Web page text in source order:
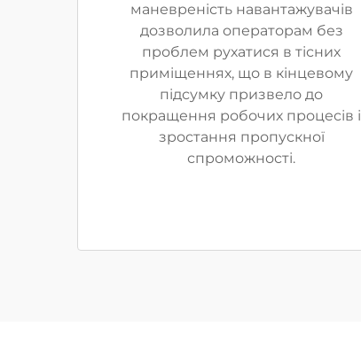
маневреність навантажувачів
дозволила операторам без
проблем рухатися в тісних
приміщеннях, що в кінцевому
підсумку призвело до
покращення робочих процесів і
зростання пропускної
спроможності.